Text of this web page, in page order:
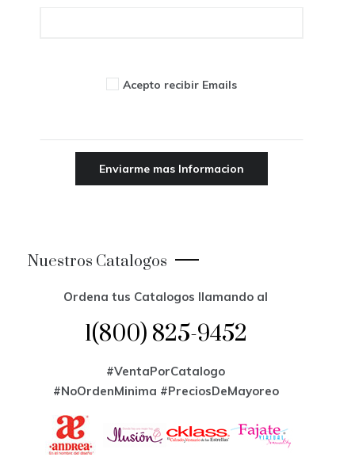
Acepto recibir Emails
Nuestros Catalogos
Ordena tus Catalogos llamando al
1(800) 825-9452
#VentaPorCatalogo
#NoOrdenMinima #PreciosDeMayoreo